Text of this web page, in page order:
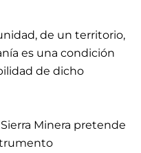
de un territorio,
es una condición
de dicho
Minera pretende